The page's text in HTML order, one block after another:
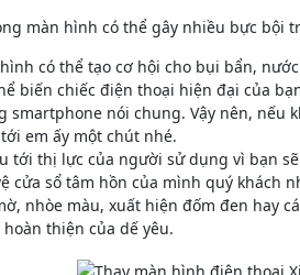
màn hình có thể gây nhiều bực
có thể tạo cơ hội cho bụi bẩn,
biến chiếc điện thoại hiện đại của
smartphone nói chung. Vậy nên,
em ấy một chút nhé.
tới thị lực của người sử dụng vì bạn
cửa sổ tâm hồn của mình quý khách
nhòe màu, xuất hiện đốm đen hay
thiện của dế yêu.